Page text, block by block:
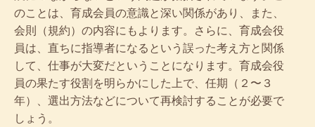
のことは、育成会員の意識と深い関係があり、また、
会則（規約）の内容にもよります。さらに、育成会役
員は、直ちに指導者になるという誤った考え方と関係
して、仕事が大変だということになります。育成会役
員の果たす役割を明らかにした上で、任期（２〜３
年）、選出方法などについて再検討することが必要で
しょう。